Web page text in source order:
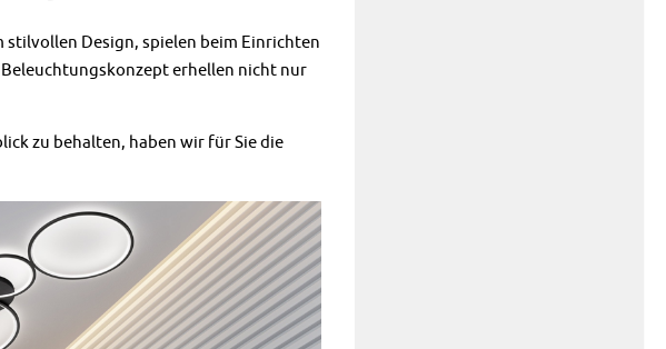
Design, spielen beim Einrichten
erhellen nicht nur
zu behalten, haben wir für Sie die